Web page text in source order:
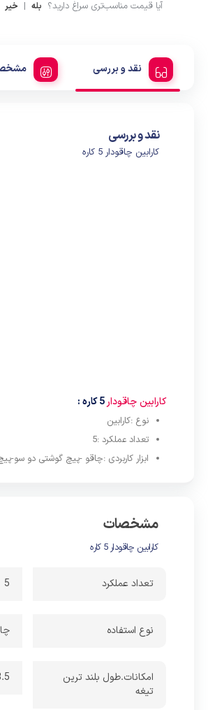
آیا قیمت مناسب‌تری سراغ دارید؟ بله | خیر
نقد و بررسی
نقد و بررسی
کارابین چاقودار 5 کاره
کارابین چاقودار5 کاره :
نوع :کارابین
تعداد عملکرد :5
ابزار کاربردی :چاقو -پیچ گوشتی دو سو-پیچ گوشتی 4 سو-درب بازکن
مشخصات
کارابین چاقودار 5 کاره
تعداد عملکرد 5
نوع استفاده
امکانات.طول بلند ترین
تیغه
8.5